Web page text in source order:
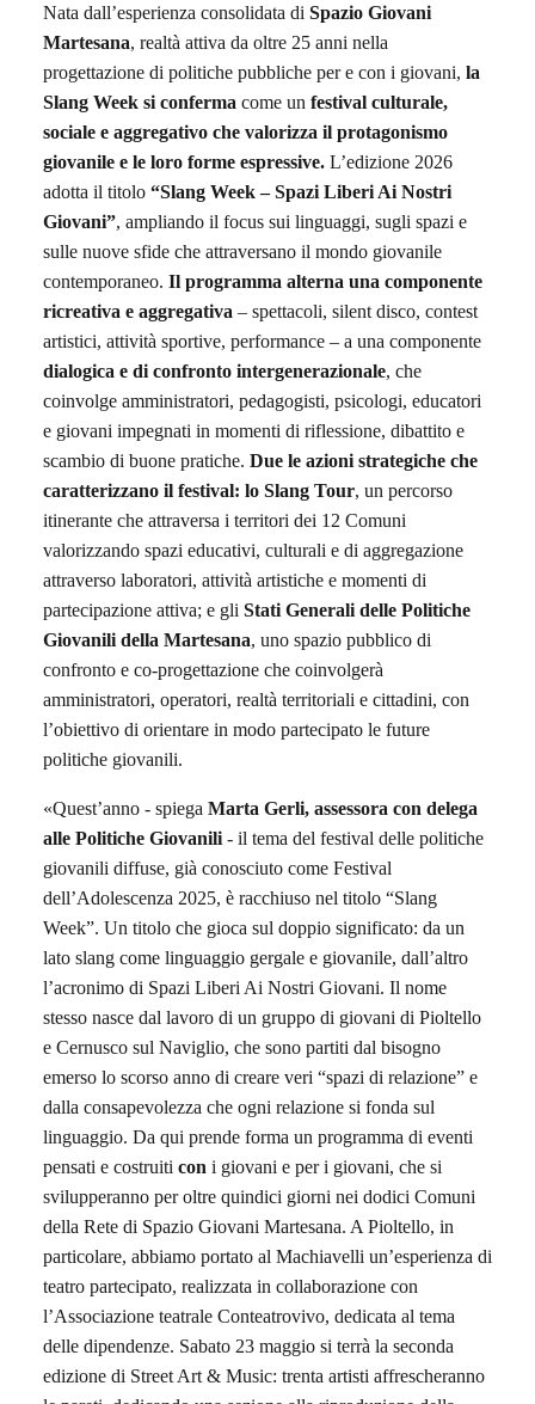
Nata dall’esperienza consolidata di Spazio Giovani
Martesana, realtà attiva da oltre 25 anni nella
progettazione di politiche pubbliche per e con i giovani, la
Slang Week si conferma come un festival culturale,
sociale e aggregativo che valorizza il protagonismo
giovanile e le loro forme espressive. L’edizione 2026
adotta il titolo “Slang Week – Spazi Liberi Ai Nostri
Giovani”, ampliando il focus sui linguaggi, sugli spazi e
sulle nuove sfide che attraversano il mondo giovanile
contemporaneo. Il programma alterna una componente
ricreativa e aggregativa – spettacoli, silent disco, contest
artistici, attività sportive, performance – a una componente
dialogica e di confronto intergenerazionale, che
coinvolge amministratori, pedagogisti, psicologi, educatori
e giovani impegnati in momenti di riflessione, dibattito e
scambio di buone pratiche. Due le azioni strategiche che
caratterizzano il festival: lo Slang Tour, un percorso
itinerante che attraversa i territori dei 12 Comuni
valorizzando spazi educativi, culturali e di aggregazione
attraverso laboratori, attività artistiche e momenti di
partecipazione attiva; e gli Stati Generali delle Politiche
Giovanili della Martesana, uno spazio pubblico di
confronto e co-progettazione che coinvolgerà
amministratori, operatori, realtà territoriali e cittadini, con
l’obiettivo di orientare in modo partecipato le future
politiche giovanili.
«Quest’anno - spiega Marta Gerli, assessora con delega
alle Politiche Giovanili - il tema del festival delle politiche
giovanili diffuse, già conosciuto come Festival
dell’Adolescenza 2025, è racchiuso nel titolo “Slang
Week”. Un titolo che gioca sul doppio significato: da un
lato slang come linguaggio gergale e giovanile, dall’altro
l’acronimo di Spazi Liberi Ai Nostri Giovani. Il nome
stesso nasce dal lavoro di un gruppo di giovani di Pioltello
e Cernusco sul Naviglio, che sono partiti dal bisogno
emerso lo scorso anno di creare veri “spazi di relazione” e
dalla consapevolezza che ogni relazione si fonda sul
linguaggio. Da qui prende forma un programma di eventi
pensati e costruiti con i giovani e peri giovani, che si
svilupperanno per oltre quindici giorni nei dodici Comuni
della Rete di Spazio Giovani Martesana. A Pioltello, in
particolare, abbiamo portato al Machiavelli un’esperienza di
teatro partecipato, realizzata in collaborazione con
l’Associazione teatrale Conteatrovivo, dedicata al tema
delle dipendenze. Sabato 23 maggio si terrà la seconda
edizione di Street Art & Music: trenta artisti affrescheranno